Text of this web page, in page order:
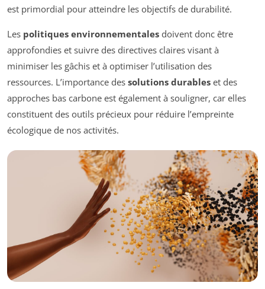
est primordial pour atteindre les objectifs de durabilité.
Les politiques environnementales doivent donc être
approfondies et suivre des directives claires visant à
minimiser les gâchis et à optimiser l’utilisation des
ressources. L’importance des solutions durables et des
approches bas carbone est également à souligner, car elles
constituent des outils précieux pour réduire l’empreinte
écologique de nos activités.